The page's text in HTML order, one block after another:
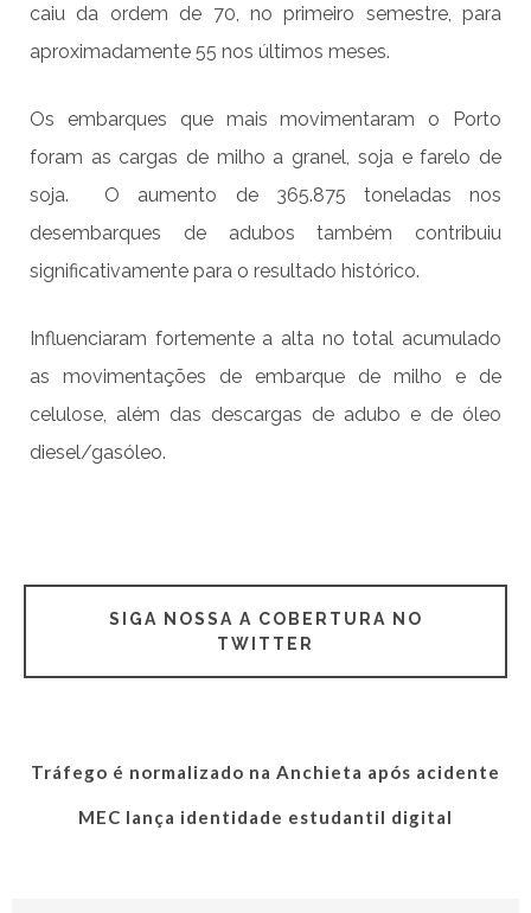
caiu da ordem de 70, no primeiro semestre, para
aproximadamente 55 nos últimos meses.
Os embarques que mais movimentaram o Porto
foram as cargas de milho a granel, soja e farelo de
soja. O aumento de 365.875 toneladas nos
desembarques de adubos também contribuiu
significativamente para o resultado histórico.
Influenciaram fortemente a alta no total acumulado
as movimentações de embarque de milho e de
celulose, além das descargas de adubo e de óleo
diesel/gasóleo.
SIGA NOSSA A COBERTURA NO
TWITTER
Tráfego é normalizado na Anchieta após acidente
MEC lança identidade estudantil digital